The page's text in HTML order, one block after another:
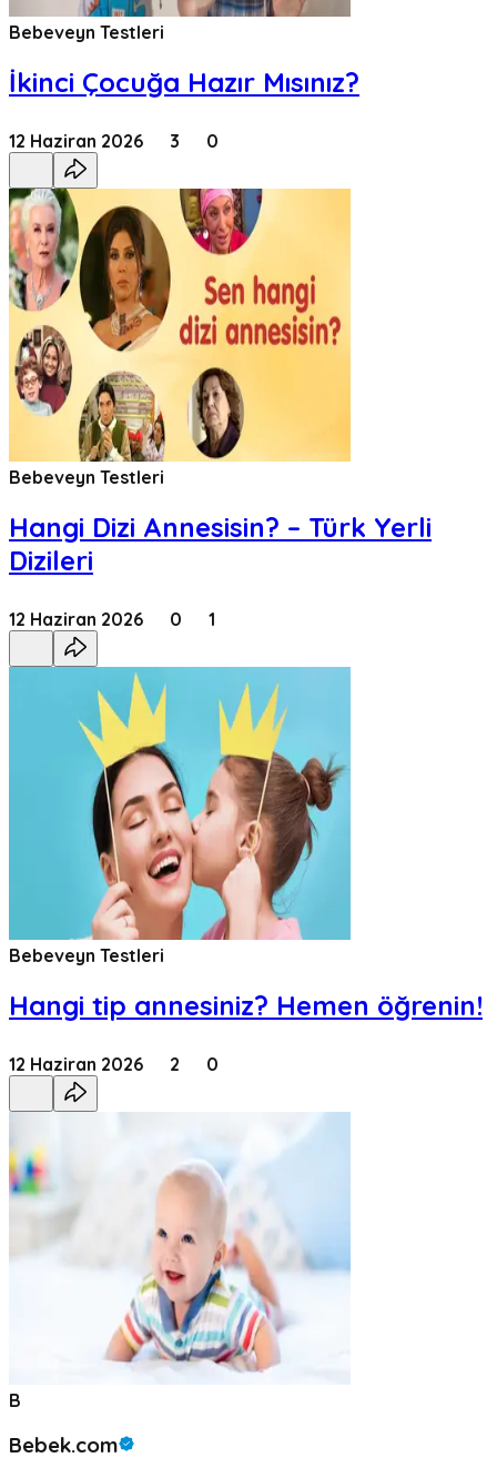
Bebeveyn Testleri
İkinci Çocuğa Hazır Mısınız?
12 Haziran 2026 3 0
Bebeveyn Testleri
Hangi Dizi Annesisin? – Türk Yerli
Dizileri
12 Haziran 2026 0 1
Bebeveyn Testleri
Hangi tip annesiniz? Hemen öğrenin!
12 Haziran 2026 2 0
B
Bebek.com